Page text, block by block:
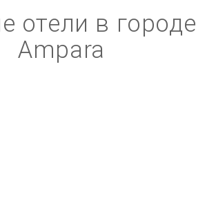
отели в городе
Ampara